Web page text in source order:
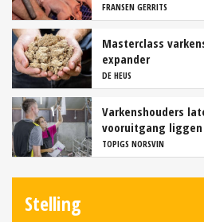
FRANSEN GERRITS
Masterclass
expander
DE HEUS
Varkenshouders
vooruitgang liggen
TOPIGS NORSVIN
Stelling